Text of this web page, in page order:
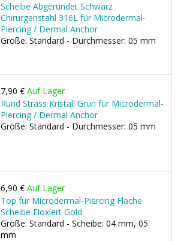
Scheibe Abgerundet Schwarz
Chirurgenstahl 316L für Microdermal-
Piercing / Dermal Anchor
Größe: Standard - Durchmesser: 05 mm
7,90 € Auf Lager
Rund Strass Kristall Grün für Microdermal-
Piercing / Dermal Anchor
Größe: Standard - Durchmesser: 05 mm
6,90 € Auf Lager
Top für Microdermal-Piercing Flache
Scheibe Eloxiert Gold
Größe: Standard - Scheibe: 04 mm, 05
mm